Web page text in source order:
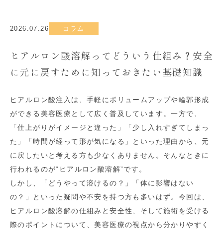
2026.07.26 コラム
ヒアルロン酸溶解ってどういう仕組み？安全
に元に戻すために知っておきたい基礎知識
ヒアルロン酸注入は、手軽にボリュームアップや輪郭形成
ができる美容医療として広く普及しています。一方で、
「仕上がりがイメージと違った」「少し入れすぎてしまっ
た」「時間が経って形が気になる」といった理由から、元
に戻したいと考える方も少なくありません。そんなときに
行われるのが“ヒアルロン酸溶解”です。
しかし、「どうやって溶けるの？」「体に影響はない
の？」といった疑問や不安を持つ方も多いはず。今回は、
ヒアルロン酸溶解の仕組みと安全性、そして施術を受ける
際のポイントについて、美容医療の視点から分かりやすく